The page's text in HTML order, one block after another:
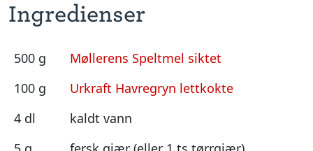
Ingredienser
500 g
Møllerens Speltmel siktet
100 g
Urkraft Havregryn lettkokte
4 dl
kaldt vann